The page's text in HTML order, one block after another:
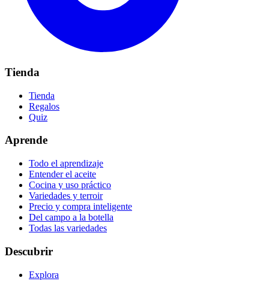
Tienda
Tienda
Regalos
Quiz
Aprende
Todo el aprendizaje
Entender el aceite
Cocina y uso práctico
Variedades y terroir
Precio y compra inteligente
Del campo a la botella
Todas las variedades
Descubrir
Explora